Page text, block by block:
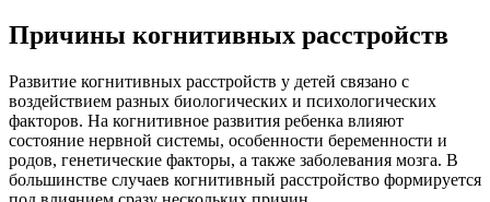
Причины когнитивных расстройств
Развитие когнитивных расстройств у детей связано с
воздействием разных биологических и психологических
факторов. На когнитивное развития ребенка влияют
состояние нервной системы, особенности беременности и
родов, генетические факторы, а также заболевания мозга. В
большинстве случаев когнитивный расстройство формируется